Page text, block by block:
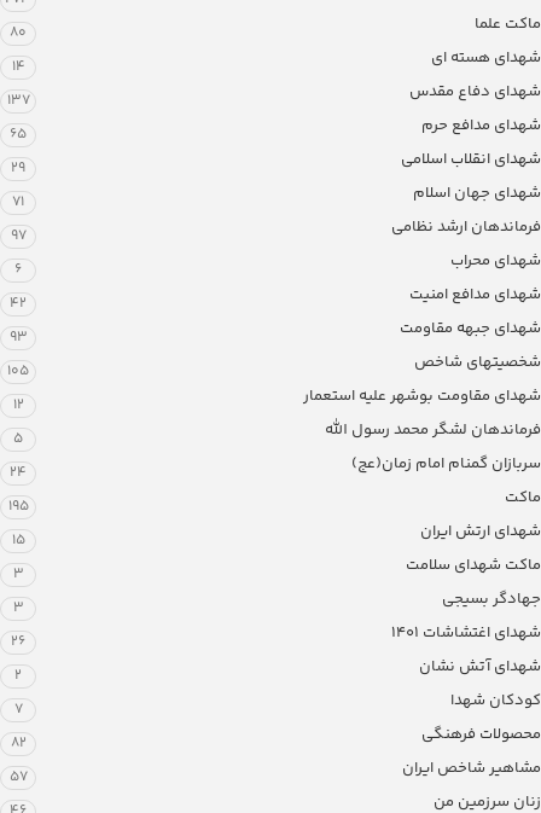
ماکت علما 80
شهدای هسته ای 14
شهدای دفاع مقدس 137
شهدای مدافع حرم 65
شهدای انقلاب اسلامی 29
شهدای جهان اسلام 71
فرماندهان ارشد نظامی 97
شهدای محراب 6
شهدای مدافع امنیت 42
شهدای جبهه مقاومت 93
شخصیتهای شاخص 105
شهدای مقاومت بوشهر علیه استعمار 12
فرماندهان لشگر محمد رسول الله 5
سربازان گمنام امام زمان(عج) 24
ماکت 195
شهدای ارتش ایران 15
ماکت شهدای سلامت 3
جهادگر بسیجی 3
شهدای اغتشاشات 1401 26
شهدای آتش نشان 2
کودکان شهدا 7
محصولات فرهنگی 82
مشاهیر شاخص ایران 57
زنان سرزمین من